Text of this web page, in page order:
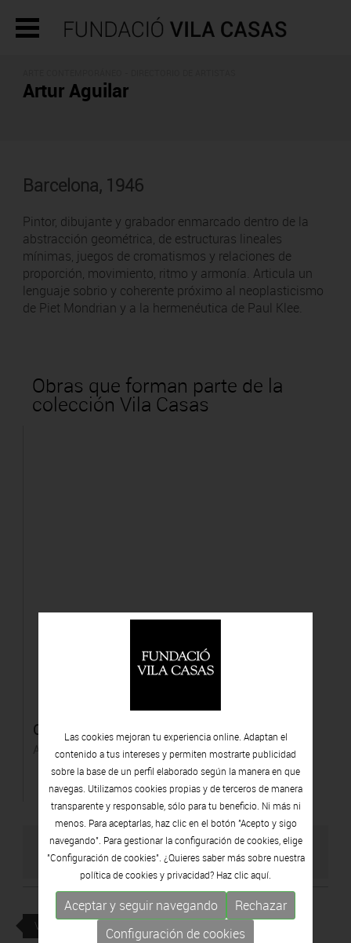
Artur Aguilar
Barcelona, 1946
Pintor, dibujante y grabador enmarcado dentro de la
abstracción geométrica, de estructuras lineales
mínimas, juegos de cromatismos y relaciones de
proporción, movimiento, ritmo y armonía. Articula un
lenguaje sobrio y coherente próximo al neoplasticismo
de Piet Mondrian y a la hermenéutica de Paul Klee.
Obras que forman parte de la
colección Vila Casas
Corbes vermelles
Acrílco sobre tela
VISITAR WEB DEL ARTISTA
VOLVER
Las cookies mejoran tu experiencia online. Adaptan el
contenido a tus intereses y permiten mostrarte publicidad
sobre la base de un perfil elaborado según la manera en que
navegas. Utilizamos cookies propias y de terceros de manera
transparente y responsable, sólo para tu beneficio. Ni más ni
menos. Para aceptarlas, haz clic en el botón "Acepto y sigo
navegando". Para gestionar la configuración de cookies, elige
"Configuración de cookies". ¿Quieres saber más sobre nuestra
política de cookies y privacidad? Haz clicaquí.
Aceptar y seguir navegando
Rechazar
Configuración de cookies